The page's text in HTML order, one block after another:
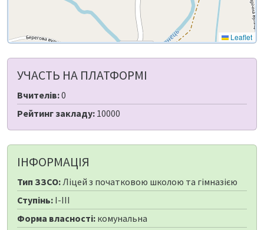
Leaflet
УЧАСТЬ НА ПЛАТФОРМІ
Вчителів:0
Рейтинг закладу: 10000
ІНФОРМАЦІЯ
Тип ЗЗСО:Ліцей з початковою школою та гімназією
Ступінь: I-III
Форма власності: комунальна